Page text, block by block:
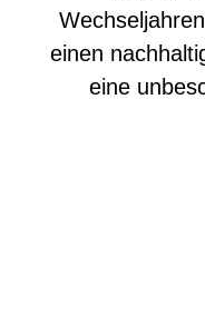
einen
eine